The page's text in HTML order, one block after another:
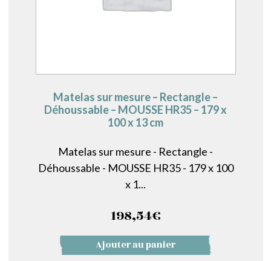
Matelas sur mesure – Rectangle –
Déhoussable – MOUSSE HR35 – 179 x
100 x 13 cm
Matelas sur mesure - Rectangle -
Déhoussable - MOUSSE HR35 - 179 x 100
x 1...
198,54€
Ajouter au panier